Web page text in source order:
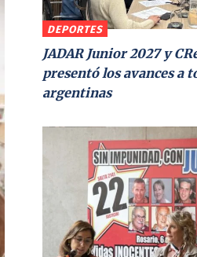
DEPORTES
JADAR Junior 2027 y
presentó los avances a
argentinas